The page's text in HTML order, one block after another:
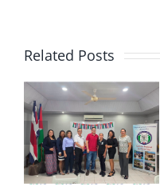
Related Posts
Club de
Ajedrez